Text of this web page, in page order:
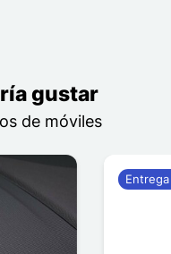
gustar
de móviles